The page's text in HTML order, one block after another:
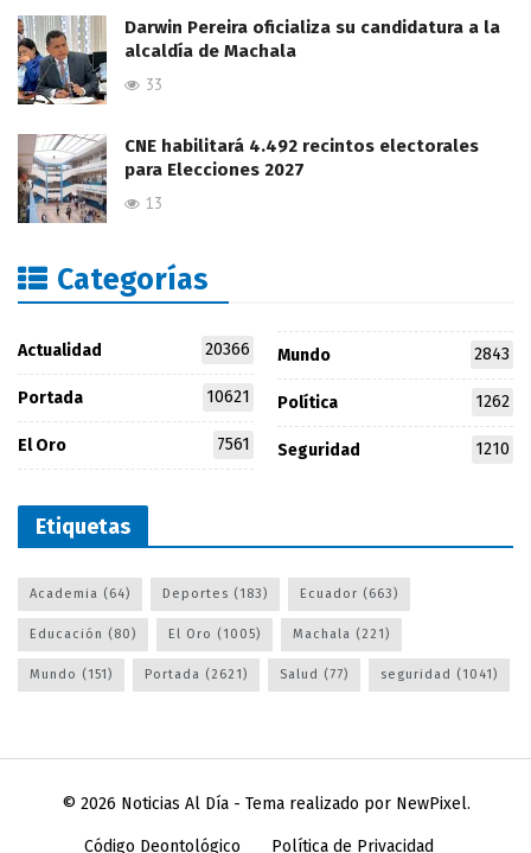
Darwin Pereira oficializa su candidatura a la
alcaldía de Machala
33
CNE habilitará 4.492 recintos electorales
para Elecciones 2027
13
Categorías
Actualidad 20366
Portada 10621
El Oro 7561
Mundo 2843
Política 1262
Seguridad 1210
Etiquetas
Academia (64) Deportes (183) Ecuador (663)
Educación (80) El Oro (1005) Machala (221)
Mundo (151) Portada (2621) Salud (77) seguridad (1041)
© 2026 Noticias Al Día- Tema realizado por NewPixel.
Código Deontológico Política de Privacidad